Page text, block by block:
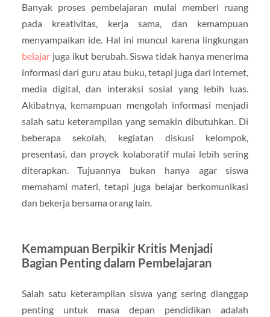
Banyak proses pembelajaran mulai memberi ruang
pada kreativitas, kerja sama, dan kemampuan
menyampaikan ide. Hal ini muncul karena lingkungan
belajarjuga ikut berubah. Siswa tidak hanya menerima
informasi dari guru atau buku, tetapi juga dari internet,
media digital, dan interaksi sosial yang lebih luas.
Akibatnya, kemampuan mengolah informasi menjadi
salah satu keterampilan yang semakin dibutuhkan. Di
beberapa sekolah, kegiatan diskusi kelompok,
presentasi, dan proyek kolaboratif mulai lebih sering
diterapkan. Tujuannya bukan hanya agar siswa
memahami materi, tetapi juga belajar berkomunikasi
dan bekerja bersama orang lain.
Kemampuan Berpikir Kritis Menjadi
Bagian Penting dalam Pembelajaran
Salah satu keterampilan siswa yang sering dianggap
penting untuk masa depan pendidikan adalah